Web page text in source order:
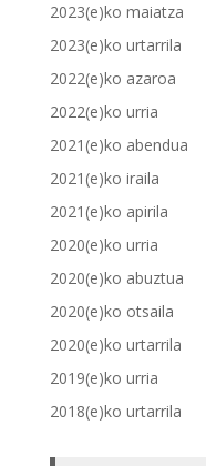
2023(e)ko maiatza
2023(e)ko urtarrila
2022(e)ko azaroa
2022(e)ko urria
2021(e)ko abendua
2021(e)ko iraila
2021(e)ko apirila
2020(e)ko urria
2020(e)ko abuztua
2020(e)ko otsaila
2020(e)ko urtarrila
2019(e)ko urria
2018(e)ko urtarrila